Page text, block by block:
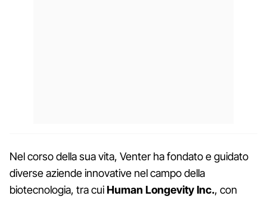
Nel corso della sua vita, Venter ha fondato e guidato
diverse aziende innovative nel campo della
biotecnologia, tra cuiHuman Longevity Inc., con